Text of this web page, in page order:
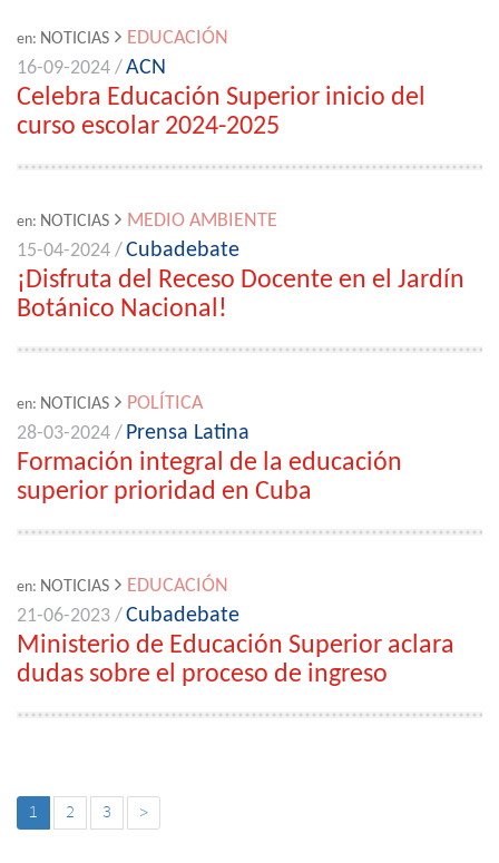
en: NOTICIAS
EDUCACIÓN
16-09-2024 /ACN
Celebra Educación Superior inicio del
curso escolar 2024-2025
en: NOTICIAS
MEDIO AMBIENTE
15-04-2024 /Cubadebate
¡Disfruta del Receso Docente en el Jardín
Botánico Nacional!
en: NOTICIAS
POLÍTICA
28-03-2024 / Prensa Latina
Formación integral de la educación
superior prioridad en Cuba
en: NOTICIAS
EDUCACIÓN
21-06-2023 /Cubadebate
Ministerio de Educación Superior aclara
dudas sobre el proceso de ingreso
1 2 3 >